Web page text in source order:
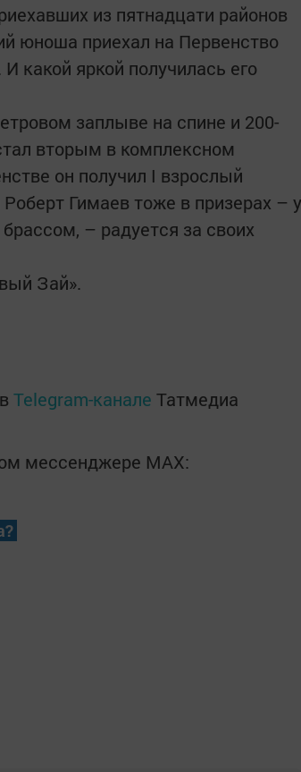
из пятнадцати районов
юноша приехал на Первенство
какой яркой получилась его
заплыве на спине и 200-
вторым в комплексном
он получил I взрослый
Гимаев тоже в призерах – у
– радуется за своих
Зай».
Telegram-канале Татмедиа
мессенджере MАХ: